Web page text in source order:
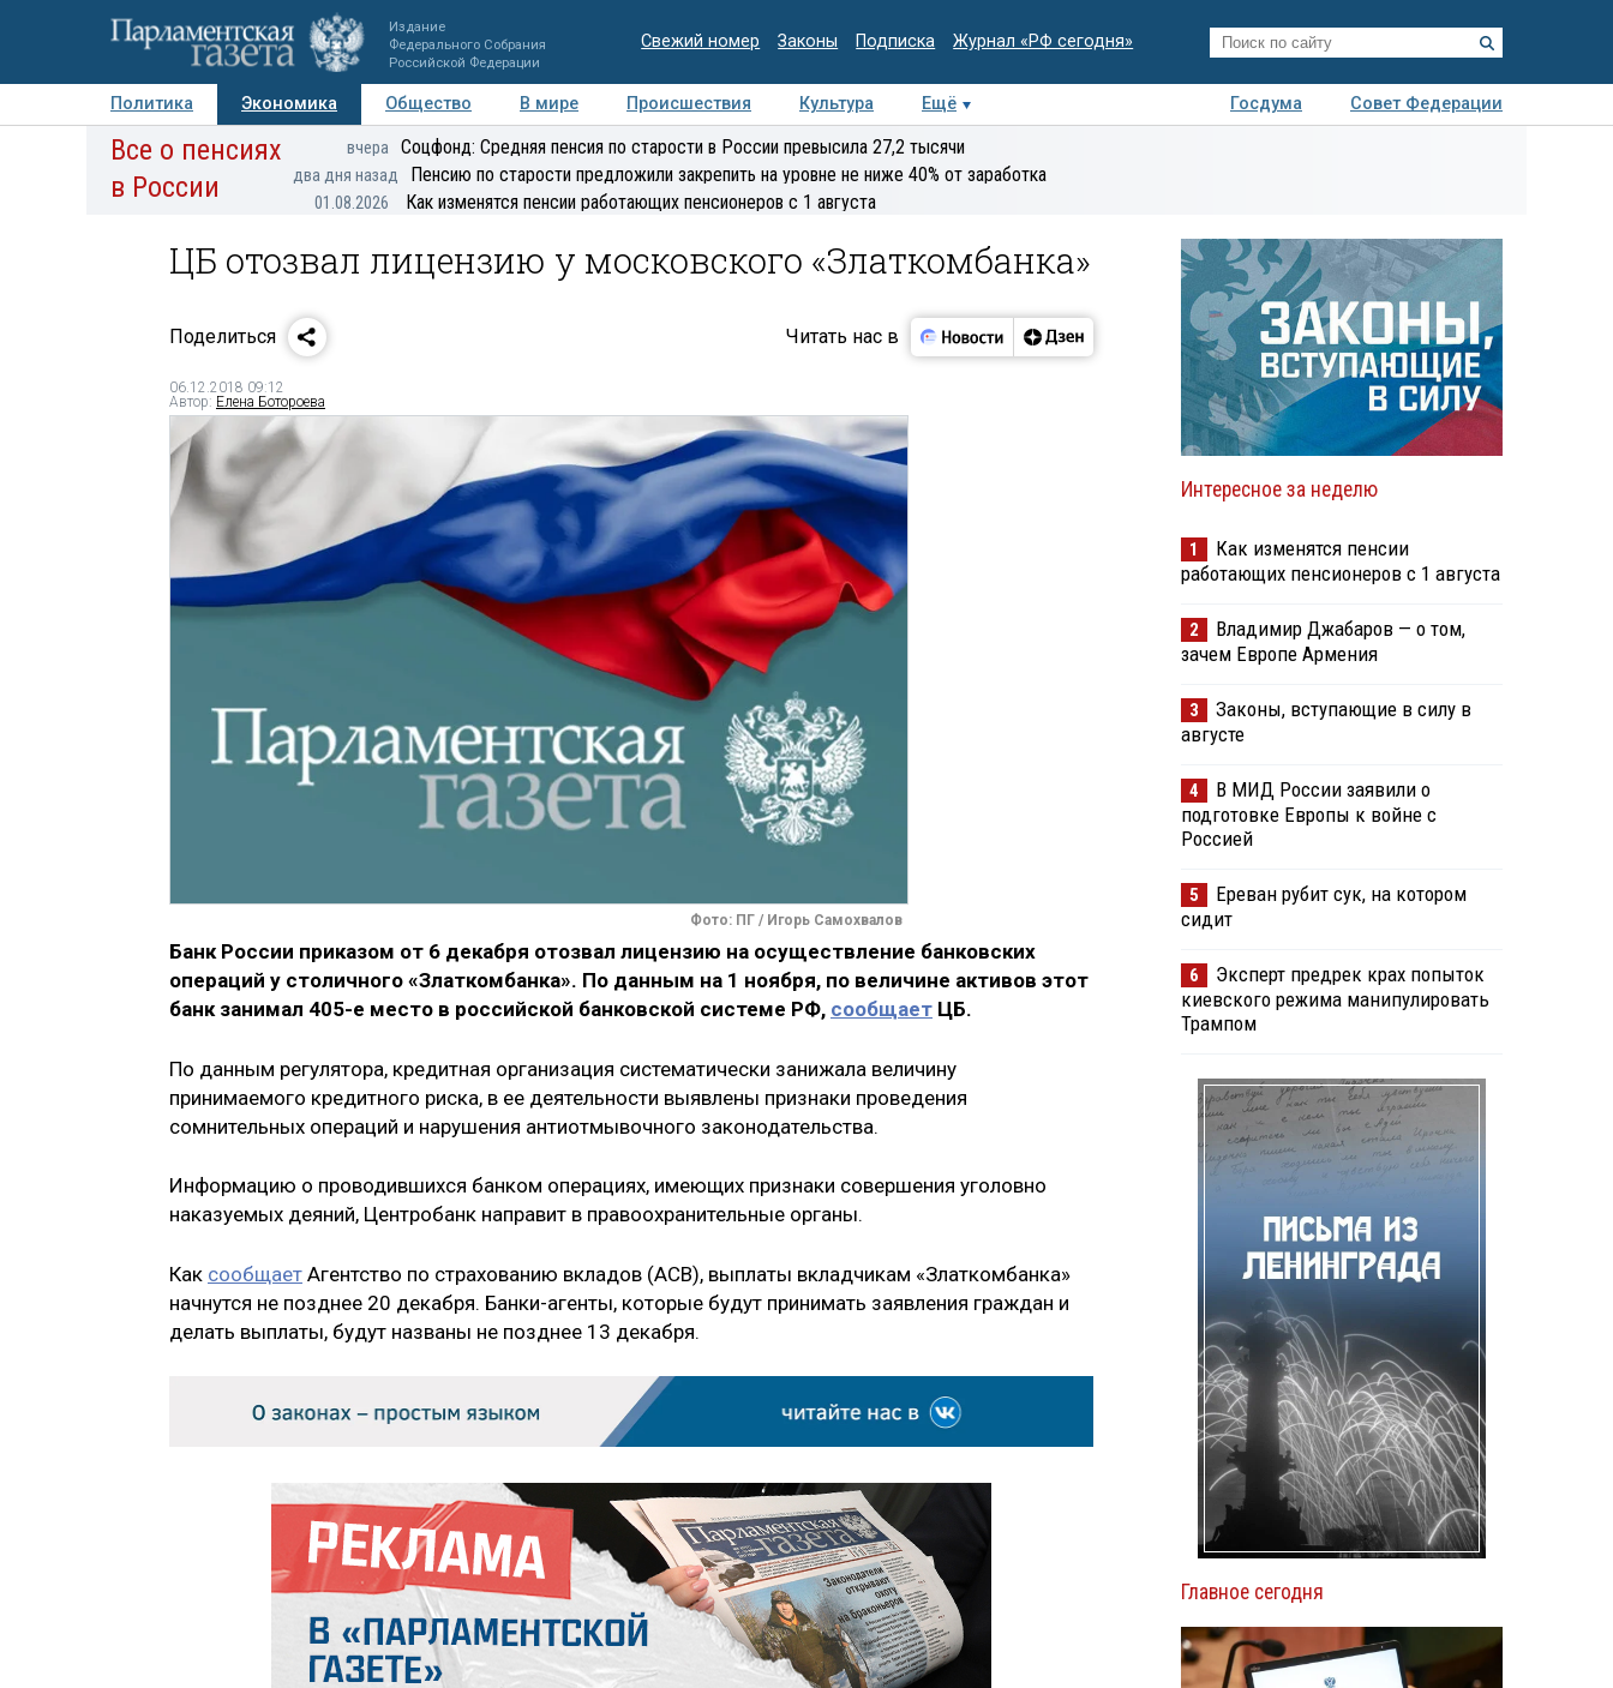
Издание
Федерального Собрания
Российской Федерации
Свежий номер Законы Подписка Журнал «РФ сегодня»
Политика Экономика Общество В мире Происшествия Культура Ещё Госдума
Совет Федерации
Авторы Персоны Мнения Регионы Медиацентр Интервью Колумнисты
экспертиза
Все о пенсиях
в России
вчера Соцфонд: Средняя пенсия по старости в России превысила 27,2 тысячи
два дня назад Пенсию по старости предложили закрепить на уровне не ниже 40% от заработка
01.08.2026 Как изменятся пенсии работающих пенсионеров с 1 августа
ЦБ отозвал лицензию у московского «Златкомбанка»
Поделиться Читать нас в
06.12.2018 09:12
Автор: Елена Ботороева
Фото: ПГ / Игорь Самохвалов
Банк России приказом от 6 декабря отозвал лицензию на осуществление банковских
операций у столичного «Златкомбанка». По данным на 1 ноября, по величине активов этот
банк занимал 405-е место в российской банковской системе РФ, сообщает ЦБ.
По данным регулятора, кредитная организация систематически занижала величину
принимаемого кредитного риска, в ее деятельности выявлены признаки проведения
сомнительных операций и нарушения антиотмывочного законодательства.
Информацию о проводившихся банком операциях, имеющих признаки совершения уголовно
наказуемых деяний, Центробанк направит в правоохранительные органы.
Как сообщает Агентство по страхованию вкладов (АСВ), выплаты вкладчикам «Златкомбанка»
начнутся не позднее 20 декабря. Банки-агенты, которые будут принимать заявления граждан и
делать выплаты, будут названы не позднее 13 декабря.
Интересное за неделю
1
Как изменятся пенсии
работающих пенсионеров с 1 августа
2
Владимир Джабаров — о том,
зачем Европе Армения
3
Законы, вступающие в силу в
августе
4
В МИД России заявили о
подготовке Европы к войне с
Россией
5
Ереван рубит сук, на котором
сидит
6
Эксперт предрек крах попыток
киевского режима манипулировать
Трампом
Главное сегодня